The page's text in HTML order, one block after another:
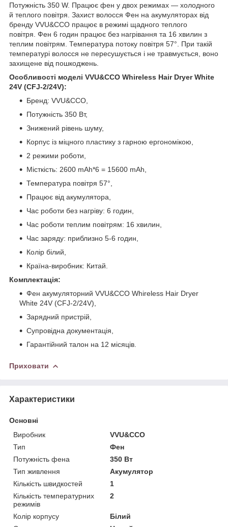
Потужність 350 W. Працює фен у двох режимах — холодного
й теплого повітря. Захист волосся Фен на акумуляторах від
бренду VVU&CCO працює в режимі щадного теплого
повітря. Фен 6 годин працює без нагрівання та 16 хвилин з
теплим повітрям. Температура потоку повітря 57°. При такій
температурі волосся не пересушується і не травмується, воно
захищене від пошкоджень.
Особливості моделі VVU&CCO Whireless Hair Dryer White
24V (CFJ-2/24V):
Бренд: VVU&CCO,
Потужність 350 Вт,
Знижений рівень шуму,
Корпус із міцного пластику з гарною ергономікою,
2 режими роботи,
Місткість: 2600 mAh*6 = 15600 mAh,
Температура повітря 57°,
Працює від акумулятора,
Час роботи без нагріву: 6 годин,
Час роботи теплим повітрям: 16 хвилин,
Час заряду: приблизно 5-6 годин,
Колір білий,
Країна-виробник: Китай.
Комплектація:
Фен акумуляторний VVU&CCO Whireless Hair Dryer
White 24V (CFJ-2/24V),
Зарядний пристрій,
Супровідна документація,
Гарантійний талон на 12 місяців.
Приховати
Характеристики
Основні
Виробник
VVU&CCO
Тип
Фен
Потужність фена
350 Вт
Тип живлення
Акумулятор
Кількість швидкостей
1
Кількість температурних
режимів
2
Колір корпусу
Білий